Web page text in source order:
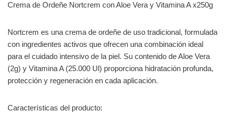
Crema de Ordeñe Nortcrem con Aloe Vera y Vitamina A x250g
Nortcrem es una crema de ordeñe de uso tradicional, formulada
con ingredientes activos que ofrecen una combinación ideal
para el cuidado intensivo de la piel. Su contenido de Aloe Vera
(2g) y Vitamina A (25.000 Ul) proporciona hidratación profunda,
protección y regeneración en cada aplicación.
Características del producto: